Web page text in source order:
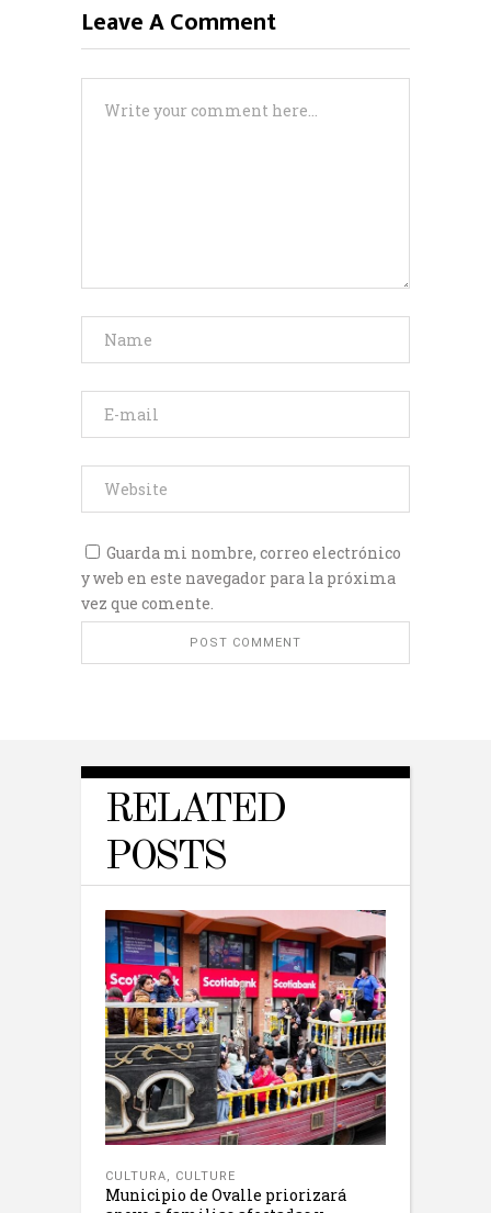
Leave A Comment
Guarda mi nombre, correo electrónico
y web en este navegador para la próxima
vez que comente.
RELATED
POSTS
CULTURA, CULTURE
Municipio de Ovalle priorizará